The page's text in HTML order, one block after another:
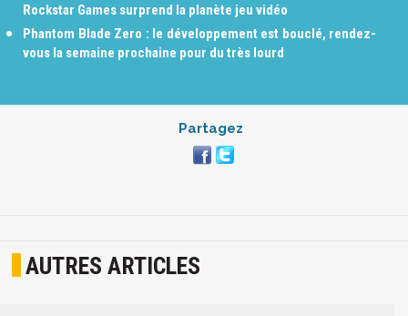
Rockstar Games surprend la planète jeu vidéo
Phantom Blade Zero : le développement est bouclé, rendez-
vous la semaine prochaine pour du très lourd
Partagez
AUTRES ARTICLES